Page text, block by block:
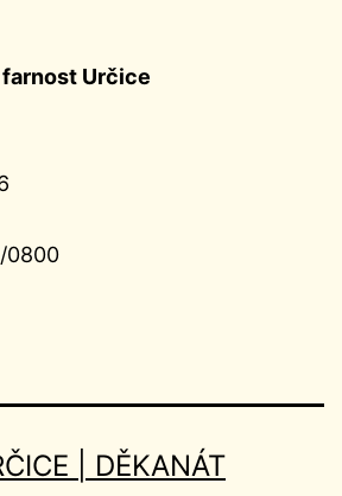
Určice
0800
| DĚKANÁT